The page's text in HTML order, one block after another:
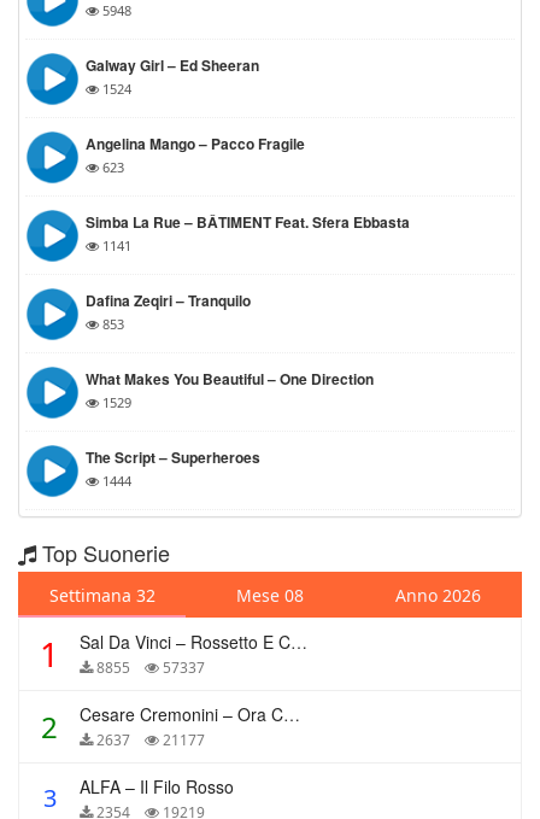
5948
Galway Girl – Ed Sheeran
1524
Angelina Mango – Pacco Fragile
623
Simba La Rue – BÂTIMENT Feat. Sfera Ebbasta
1141
Dafina Zeqiri – Tranquilo
853
What Makes You Beautiful – One Direction
1529
The Script – Superheroes
1444
Top Suonerie
Settimana 32 Mese 08 Anno 2026
1 Sal Da Vinci – Rossetto E Caffè
8855 57337
2 Cesare Cremonini – Ora Che Non Ho Più Te
2637 21177
3 ALFA – Il Filo Rosso
2354 19219